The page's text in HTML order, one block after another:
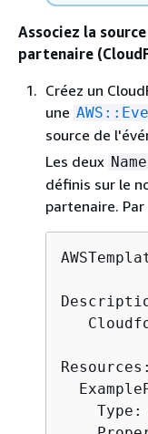
Associez la
partenaire
Créez un
une
source de
Les deux Name
définis sur le
partenaire. Par
Resources:
Type: